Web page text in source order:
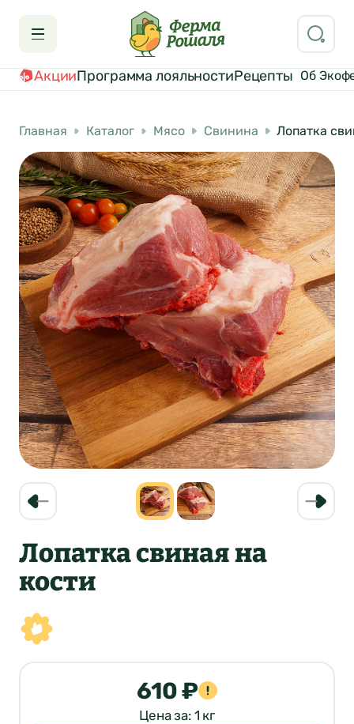
АкцииПрограмма лояльностиРецепты Об
Главная Каталог Мясо Свинина Лопатка
Лопатка свиная на
кости
610 ₽
Цена за: 1 кг